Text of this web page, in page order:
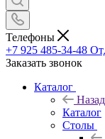
Телефоны
+7 925 485-34-48
Заказать звонок
Каталог
Назад
Каталог
Столы